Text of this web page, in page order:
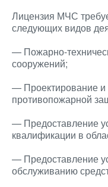
Лицензия МЧС
следующих видов
— Пожарно-
сооружений;
— Проектирование и
противопожарной
— Предоставление
квалификации в
— Предоставление
обслуживанию